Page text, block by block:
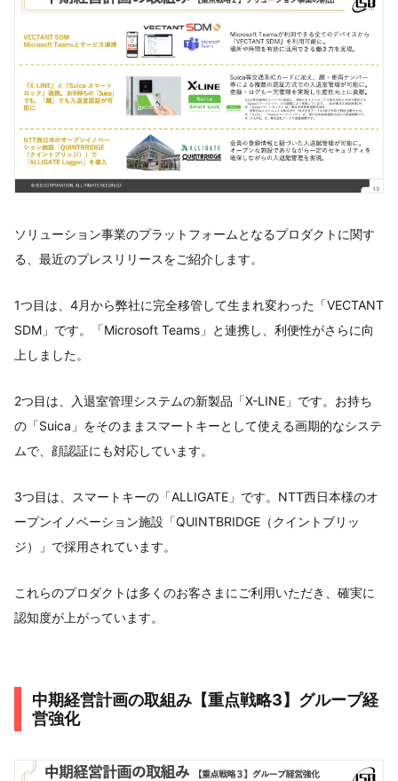
ソリューション事業のプラットフォームとなるプロダクトに関す
る、最近のプレスリリースをご紹介します。
1つ目は、4月から弊社に完全移管して生まれ変わった「VECTANT
SDM」です。「Microsoft Teams」と連携し、利便性がさらに向
上しました。
2つ目は、入退室管理システムの新製品「X-LINE」です。お持ち
の「Suica」をそのままスマートキーとして使える画期的なシステ
ムで、顔認証にも対応しています。
3つ目は、スマートキーの「ALLIGATE」です。NTT西日本様のオ
ープンイノベーション施設「QUINTBRIDGE（クイントブリッ
ジ）」で採用されています。
これらのプロダクトは多くのお客さまにご利用いただき、確実に
認知度が上がっています。
中期経営計画の取組み【重点戦略3】グループ経
営強化